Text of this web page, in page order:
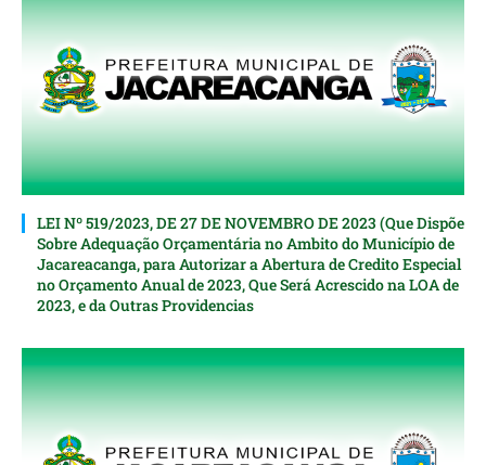
LEI Nº 519/2023, DE 27 DE NOVEMBRO DE 2023 (Que Dispõe
Sobre Adequação Orçamentária no Ambito do Município de
Jacareacanga, para Autorizar a Abertura de Credito Especial
nо Orçamento Anual de 2023, Que Será Acrescido na LOA de
2023, e da Outras Providencias